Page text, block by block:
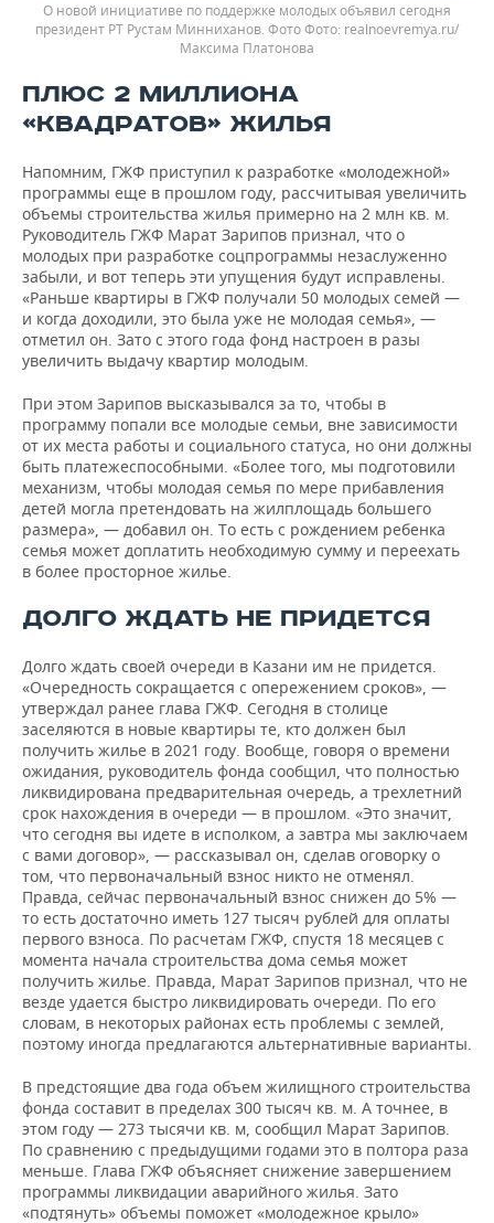
О новой инициативе по поддержке молодых объявил сегодня
президент РТ Рустам Минниханов. Фото
realnoevremya.ru/
Максима Платонова
ПЛЮС 2 МИЛЛИОНА
«КВАДРАТОВ» ЖИЛЬЯ
Напомним, ГЖФ приступил к разработке «молодежной»
программы еще в прошлом году, рассчитывая увеличить
объемы строительства жилья примерно на 2 млн кв. м.
Руководитель ГЖФ Марат Зарипов признал, что о
молодых при разработке соцпрограммы незаслуженно
забыли, и вот теперь эти упущения будут исправлены.
«Раньше квартиры в ГЖФ получали 50 молодых семей —
и когда доходили, это была уже не молодая семья», —
отметил он. Зато с этого года фонд настроен в разы
увеличить выдачу квартир молодым.
При этом Зарипов высказывался за то, чтобы в
программу попали все молодые семьи, вне зависимости
от их места работы и социального статуса, но они должны
быть платежеспособными. «Более того, мы подготовили
механизм, чтобы молодая семья по мере прибавления
детей могла претендовать на жилплощадь большего
размера», — добавил он. То есть с рождением ребенка
семья может доплатить необходимую сумму и переехать
в более просторное жилье.
ДОЛГО ЖДАТЬ НЕ ПРИДЕТСЯ
Долго ждать своей очереди в Казани им не придется.
«Очередность сокращается с опережением сроков», —
утверждал ранее глава ГЖФ. Сегодня в столице
заселяются в новые квартиры те, кто должен был
получить жилье в 2021 году. Вообще, говоря о времени
ожидания, руководитель фонда сообщил, что полностью
ликвидирована предварительная очередь, а трехлетний
срок нахождения в очереди — в прошлом. «Это значит,
что сегодня вы идете в исполком, а завтра мы заключаем
с вами договор», — рассказывал он, сделав оговорку о
том, что первоначальный взнос никто не отменял.
Правда, сейчас первоначальный взнос снижен до 5% —
то есть достаточно иметь 127 тысяч рублей для оплаты
первого взноса. По расчетам ГЖФ, спустя 18 месяцев с
момента начала строительства дома семья может
получить жилье. Правда, Марат Зарипов признал, что не
везде удается быстро ликвидировать очереди. По его
словам, в некоторых районах есть проблемы с землей,
поэтому иногда предлагаются альтернативные варианты.
В предстоящие два года объем жилищного строительства
фонда составит в пределах 300 тысяч кв. м. А точнее, в
этом году — 273 тысячи кв. м, сообщил Марат Зарипов.
По сравнению с предыдущими годами это в полтора раза
меньше. Глава ГЖФ объясняет снижение завершением
программы ликвидации аварийного жилья. Зато
«подтянуть» объемы поможет «молодежное крыло»